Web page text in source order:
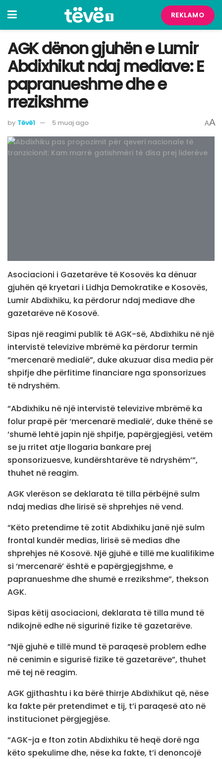
REKLAMO
AGK dënon gjuhën e Lumir
Abdixhikut ndaj mediave: E
papranueshme dhe e
rrezikshme
by Tëvë1 5 muaj ago AA
Asociacioni i Gazetarëve të Kosovës ka dënuar
gjuhën që kryetari i Lidhja Demokratike e Kosovës,
Lumir Abdixhiku, ka përdorur ndaj mediave dhe
gazetarëve në Kosovë.
Sipas një reagimi publik të AGK-së, Abdixhiku në një
intervistë televizive mbrëmë ka përdorur termin
“mercenarë medialë”, duke akuzuar disa media për
shpifje dhe përfitime financiare nga sponsorizues
të ndryshëm.
“Abdixhiku në një intervistë televizive mbrëmë ka
folur prapë për ‘mercenarë medialë’, duke thënë se
‘shumë lehtë japin një shpifje, papërgjegjësi, vetëm
se ju rritet atje llogaria bankare prej
sponsorizuesve, kundërshtarëve të ndryshëm’”,
thuhet në reagim.
AGK vlerëson se deklarata të tilla përbëjnë sulm
ndaj medias dhe lirisë së shprehjes në vend.
“Këto pretendime të zotit Abdixhiku janë një sulm
frontal kundër medias, lirisë së medias dhe
shprehjes në Kosovë. Një gjuhë e tillë me kualifikime
si ‘mercenarë’ është e papërgjegjshme, e
papranueshme dhe shumë e rrezikshme”, thekson
AGK.
Sipas këtij asociacioni, deklarata të tilla mund të
ndikojnë edhe në sigurinë fizike të gazetarëve.
“Një gjuhë e tillë mund të paraqesë problem edhe
në cenimin e sigurisë fizike të gazetarëve”, thuhet
më tej në reagim.
AGK gjithashtu i ka bërë thirrje Abdixhikut që, nëse
ka fakte për pretendimet e tij, t’i paraqesë ato në
institucionet përgjegjëse.
“AGK-ja e fton zotin Abdixhiku të heqë dorë nga
këto spekulime dhe, nëse ka fakte, t’i denoncojë